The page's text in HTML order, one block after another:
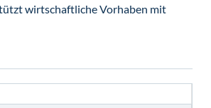
wirtschaftliche Vorhaben mit